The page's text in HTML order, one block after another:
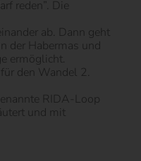
reden”. Die
ab. Dann geht
der Habermas und
ermöglicht.
den Wandel 2.
RIDA-Loop
und mit